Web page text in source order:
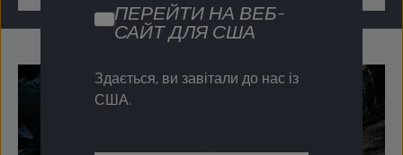
ПЕРЕЙТИ НА ВЕБ-
САЙТ ДЛЯ США
Здається, ви завітали до нас із
США.